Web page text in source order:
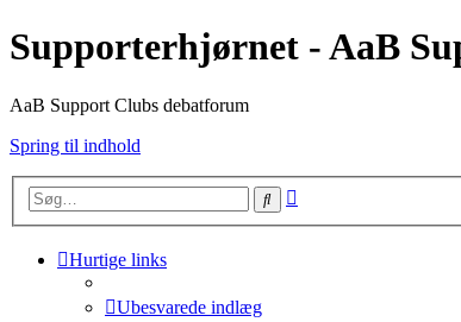
Supporterhjørnet - AaB
AaB Support Clubs debatforum
Spring til indhold
Søg
Hurtige links
Ubesvarede indlæg